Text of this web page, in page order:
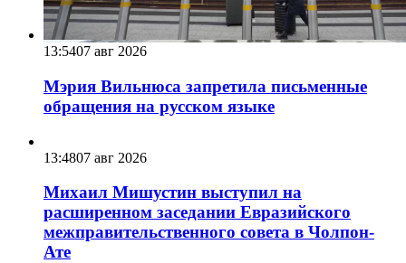
13:5407 авг 2026
Мэрия Вильнюса запретила письменные
обращения на русском языке
13:4807 авг 2026
Михаил Мишустин выступил на
расширенном заседании Евразийского
межправительственного совета в Чолпон-
Ате